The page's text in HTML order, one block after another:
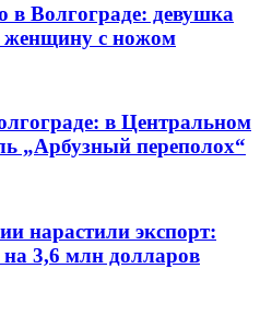
в Волгограде: девушка
женщину с ножом
в Центральном
„Арбузный переполох“
нарастили экспорт:
3,6 млн долларов